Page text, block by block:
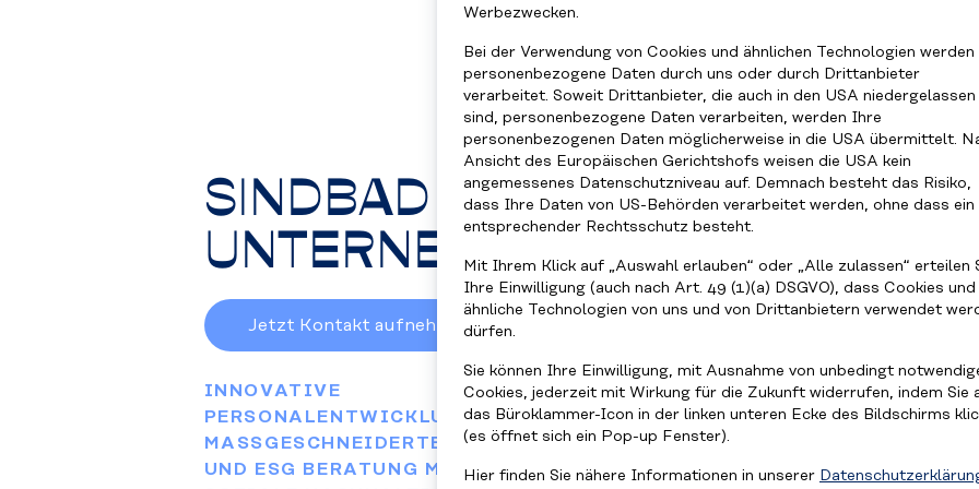
Werbezwecken.
Bei der Verwendung von Cookies und ähnlichen Technologien werden
personenbezogene Daten durch uns oder durch Drittanbieter
verarbeitet. Soweit Drittanbieter, die auch in den USA niedergelassen
sind, personenbezogene Daten verarbeiten, werden Ihre
personenbezogenen Daten möglicherweise in die USA übermittelt.
Ansicht des Europäischen Gerichtshofs weisen die USA kein
angemessenes Datenschutzniveau auf. Demnach besteht das Risiko,
dass Ihre Daten von US-Behörden verarbeitet werden, ohne dass ein
entsprechender Rechtsschutz besteht.
Mit Ihrem Klick auf „Auswahl erlauben“ oder „Alle zulassen“ erteilen
Ihre Einwilligung (auch nach Art. 49 (1)(a) DSGVO), dass Cookies und
ähnliche Technologien von uns und von Drittanbietern verwendet
dürfen.
Sie können Ihre Einwilligung, mit Ausnahme von unbedingt
Cookies, jederzeit mit Wirkung für die Zukunft widerrufen, indem Sie
das Büroklammer-Icon in der linken unteren Ecke des Bildschirms
(es öffnet sich ein Pop-up Fenster).
Hier finden Sie nähere Informationen in unserer
SINDBAD FÜR
UNTERNEHMEN
Jetzt Kontakt aufnehmen
INNOVATIVE
PERSONALENTWICKLUNG,
MASSGESCHNEIDERTE TRAININGS U
ND ESG BERATUNG MIT FOKUS AUF S